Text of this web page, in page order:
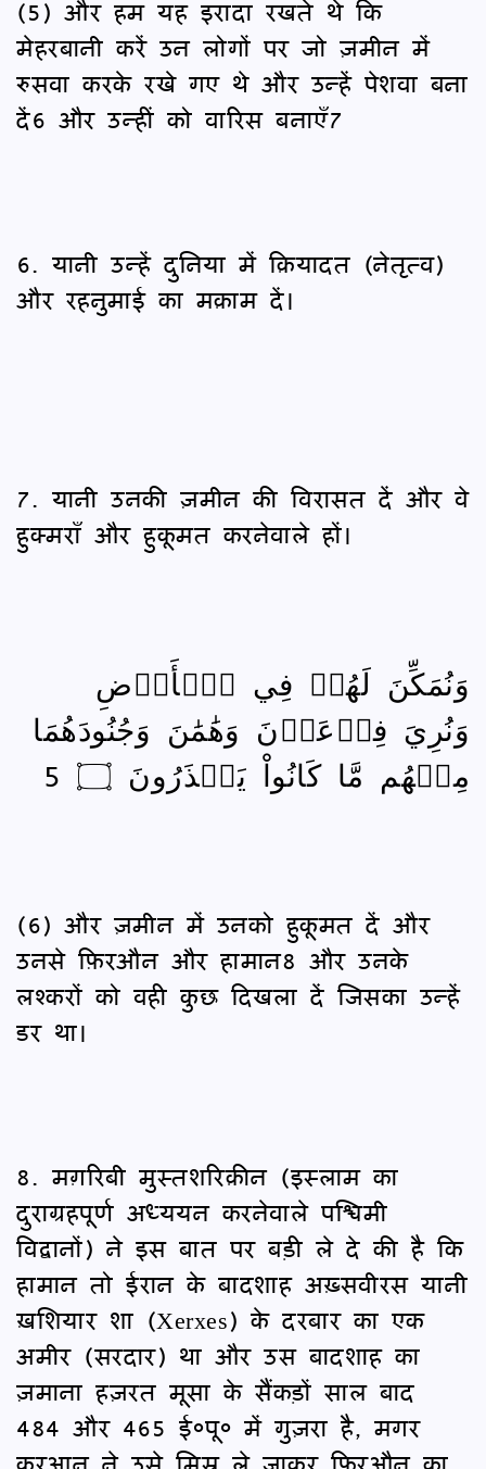
(5) और हम यह इरादा रखते थे कि
मेहरबानी करें उन लोगों पर जो ज़मीन में
रुसवा करके रखे गए थे और उन्हें पेशवा बना
दें6 और उन्हीं को वारिस बनाएँ7
6. यानी उन्हें दुनिया में क़ियादत (नेतृत्व)
और रहनुमाई का मक़ाम दें।
7. यानी उनकी ज़मीन की विरासत दें और वे
हुक्मराँ और हुकूमत करनेवाले हों।
وَنُمَكِّنَ لَهُمۡ فِي ٱلۡأَرۡضِ
وَنُرِيَ فِرۡعَوۡنَ وَهَٰمَٰنَ وَجُنُودَهُمَا
مِنۡهُم مَّا كَانُواْ يَحۡذَرُونَ ۝ 5
(6) और ज़मीन में उनको हुकूमत दें और
उनसे फ़िरऔन और हामान8 और उनके
लश्करों को वही कुछ दिखला दें जिसका उन्हें
डर था।
8. मग़रिबी मुस्तशरिक़ीन (इस्लाम का
दुराग्रहपूर्ण अध्ययन करनेवाले पश्चिमी
विद्वानों) ने इस बात पर बड़ी ले दे की है कि
हामान तो ईरान के बादशाह अख़्सवीरस यानी
ख़शियार शा (Xerxes) के दरबार का एक
अमीर (सरदार) था और उस बादशाह का
ज़माना हज़रत मूसा के सैंकड़ों साल बाद
484 और 465 ई०पू० में गुज़रा है, मगर